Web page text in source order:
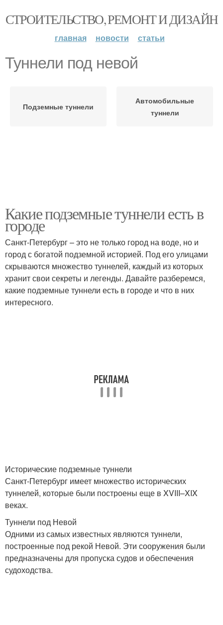
СТРОИТЕЛЬСТВО, РЕМОНТ И ДИЗАЙН
главная новости статьи
Туннели под невой
Подземные туннели
Автомобильные
туннели
Какие подземные туннели есть в
городе
Санкт-Петербург – это не только город на воде, но и
город с богатой подземной историей. Под его улицами
скрываются множество туннелей, каждый из которых
хранит свои секреты и легенды. Давайте разберемся,
какие подземные туннели есть в городе и что в них
интересного.
Исторические подземные туннели
Санкт-Петербург имеет множество исторических
туннелей, которые были построены еще в XVIII–XIX
веках.
Туннели под Невой
Одними из самых известных являются туннели,
построенные под рекой Невой. Эти сооружения были
предназначены для пропуска судов и обеспечения
судоходства.